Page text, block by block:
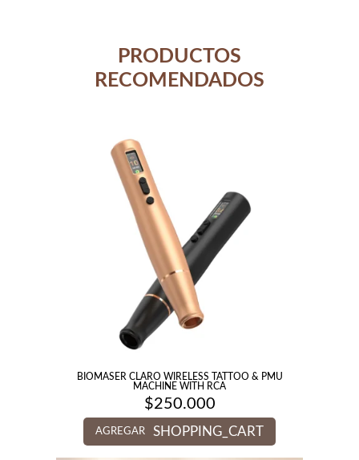
PRODUCTOS
RECOMENDADOS
BIOMASER CLARO WIRELESS TATTOO & PMU
MACHINE WITH RCA
$250.000
AGREGAR SHOPPING_CART